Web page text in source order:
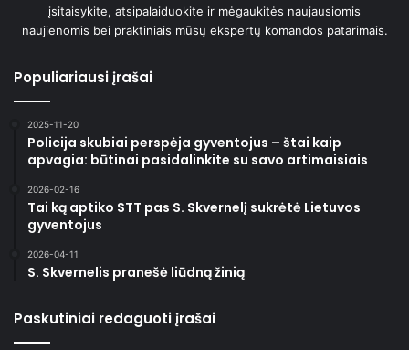
įsitaisykite, atsipalaiduokite ir mėgaukitės naujausiomis
naujienomis bei praktiniais mūsų ekspertų komandos patarimais.
Populiariausi įrašai
2025-11-20
Policija skubiai perspėja gyventojus – štai kaip
apvagia: būtinai pasidalinkite su savo artimaisiais
2026-02-16
Tai ką aptiko STT pas S. Skvernelį sukrėtė Lietuvos
gyventojus
2026-04-11
S. Skvernelis pranešė liūdną žinią
Paskutiniai redaguoti įrašai